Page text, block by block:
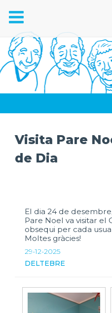
Toggle
navigation
Visita Pare
de Dia
El dia 24 de
Pare Noel va visitar el
obsequi per cada
Moltes gràcies!
29-12-2025
DELTEBRE